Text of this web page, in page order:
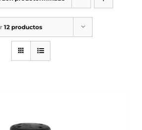
TALLER
12 productos